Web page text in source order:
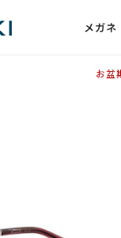
メガネ
お盆